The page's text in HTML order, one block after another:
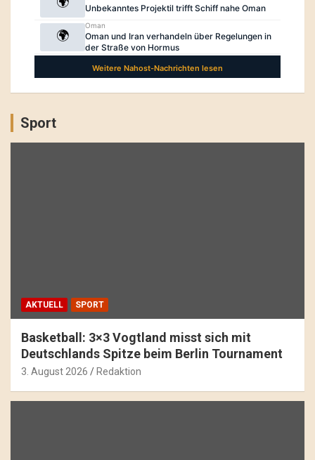
Sport
AKTUELL SPORT
Basketball: 3×3 Vogtland misst sich mit
Deutschlands Spitze beim Berlin Tournament
3. August 2026 Redaktion